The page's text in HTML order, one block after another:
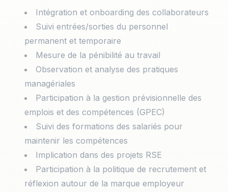
Intégration et onboarding des collaborateurs
Suivi entrées/sorties du personnel
permanent et temporaire
Mesure de la pénibilité au travail
Observation et analyse des pratiques
managériales
Participation à la gestion prévisionnelle des
emplois et des compétences (GPEC)
Suivi des formations des salariés pour
maintenir les compétences
Implication dans des projets RSE
Participation à la politique de recrutement et
réflexion autour de la marque employeur